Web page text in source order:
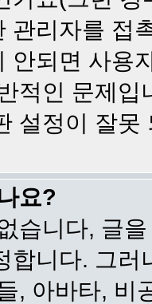
관리자를 접
안되면 사용
적인 문제
설정이 잘못
요?
습니다, 글
합니다. 그
, 아바타, 비